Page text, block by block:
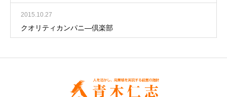
2015.10.27
クオリティカンパニ―倶楽部